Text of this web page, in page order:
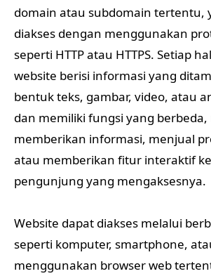
domain atau subdomain tertentu,
diakses dengan menggunakan
seperti HTTP atau HTTPS. Setiap
website berisi informasi yang
bentuk teks, gambar, video, atau
dan memiliki fungsi yang
memberikan informasi, menjual
atau memberikan fitur interaktif
pengunjung yang mengaksesnya.
Website dapat diakses melalui
seperti komputer, smartphone,
menggunakan browser web